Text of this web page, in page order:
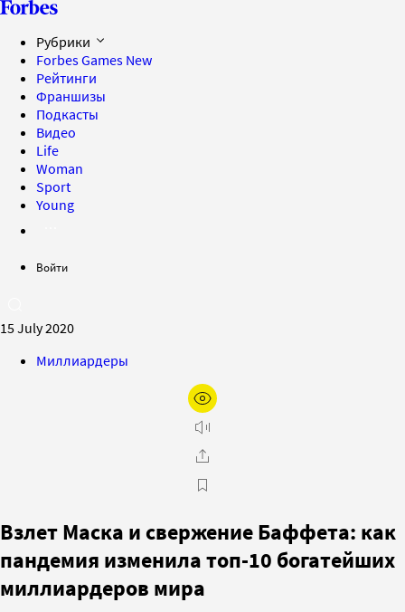
Рубрики
Forbes Games New
Рейтинги
Франшизы
Подкасты
Видео
Life
Woman
Sport
Young
Войти
15 July 2020
Миллиардеры
Взлет Маска и свержение Баффета: как
пандемия изменила топ-10 богатейших
миллиардеров мира